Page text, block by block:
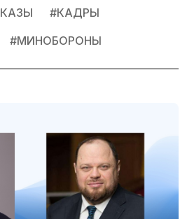
#КАДРЫ
#МИНОБОРОНЫ